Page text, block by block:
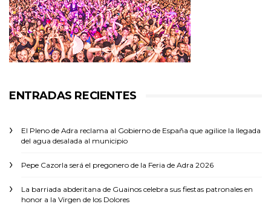
ENTRADAS RECIENTES
El Pleno de Adra reclama al Gobierno de España que agilice la llegada
del agua desalada al municipio
Pepe Cazorla será el pregonero de la Feria de Adra 2026
La barriada abderitana de Guainos celebra sus fiestas patronales en
honor a la Virgen de los Dolores